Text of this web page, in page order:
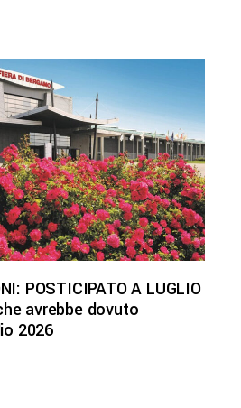
POSTICIPATO A LUGLIO
avrebbe dovuto
2026